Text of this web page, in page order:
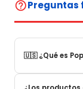
help_outlinePreguntas
🇺🇸 ¿Qué es